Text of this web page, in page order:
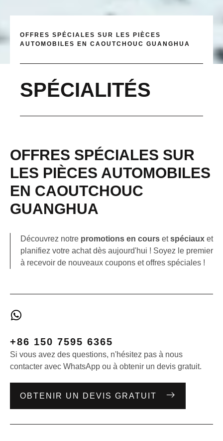
OFFRES SPÉCIALES SUR LES PIÈCES
AUTOMOBILES EN CAOUTCHOUC GUANGHUA
SPÉCIALITÉS
OFFRES SPÉCIALES SUR
LES PIÈCES AUTOMOBILES
EN CAOUTCHOUC
GUANGHUA
Découvrez notre promotions en cours etspéciaux et
planifiez votre achat dès aujourd'hui ! Soyez le premier
à recevoir de nouveaux coupons et offres spéciales !
+86 150 7595 6365
Si vous avez des questions, n'hésitez pas à nous
contacter avec WhatsApp ou à obtenir un devis gratuit.
OBTENIR UN DEVIS GRATUIT